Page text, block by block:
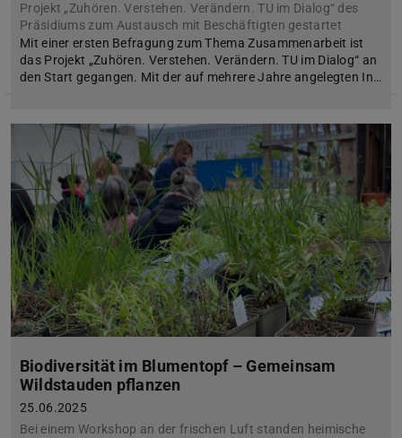
Projekt „Zuhören. Verstehen. Verändern. TU im Dialog“ des
Präsidiums zum Austausch mit Beschäftigten gestartet
Mit einer ersten Befragung zum Thema Zusammenarbeit ist
das Projekt „Zuhören. Verstehen. Verändern. TU im Dialog“ an
den Start gegangen. Mit der auf mehrere Jahre angelegten In…
Biodiversität im Blumentopf – Gemeinsam
Wildstauden pflanzen
25.06.2025
Bei einem Workshop an der frischen Luft standen heimische